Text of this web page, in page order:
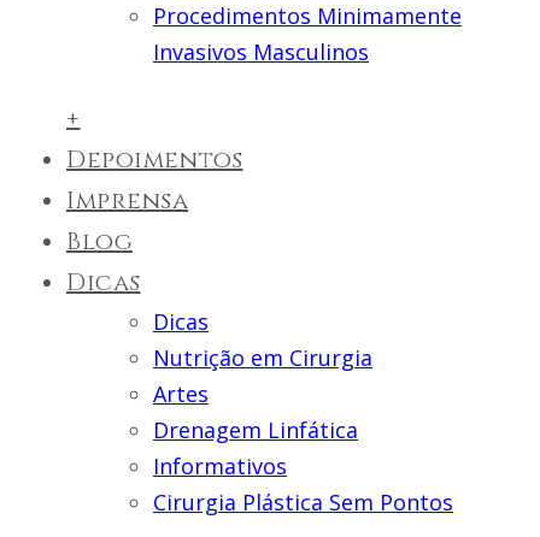
Procedimentos Minimamente
Invasivos Masculinos
+
Depoimentos
Imprensa
Blog
Dicas
Dicas
Nutrição em Cirurgia
Artes
Drenagem Linfática
Informativos
Cirurgia Plástica Sem Pontos